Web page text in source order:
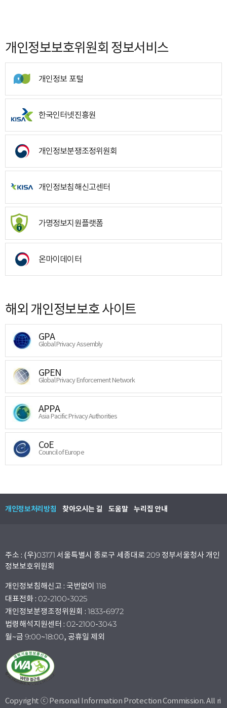
개인정보보호위원회 정보서비스
개인정보 포털
한국인터넷진흥원
개인정보분쟁조정위원회
개인정보침해신고센터
가명정보지원플랫폼
온마이데이터
해외 개인정보보호 사이트
GPA
Global Privacy Assembly
GPEN
Global Privacy Enforcement Network
APPA
Asia Pacific Privacy Authorities
CoE
Council of Europe
개인정보처리방침 찾아오시는 길 도움말 누리집 안내
주소 : (우)03171 서울특별시 종로구 세종대로 209 정부서울청사 개인
정보보호위원회
개인정보침해신고 : 국번없이 118
대표전화 : 02-2100-3025
개인정보분쟁조정위원회 : 1833-6972
법령해석지원센터 : 02-2100-3043
월~금 9:00~18:00, 공휴일 제외
Copyright ⓒ Personal Information Protection Commission. All ri